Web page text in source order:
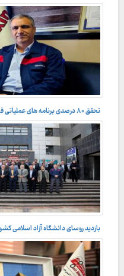
راه بی پایان تعالی سازمانی در شرکت
تحقق ۸۰ درصدی برنامه های عملیاتی فولاد اکسین خوزستان در سال ۱۴۰۳
در راستای توسعه تعاملات دانشگاهی
بازدید روسای دانشگاه آزاد اسلامی